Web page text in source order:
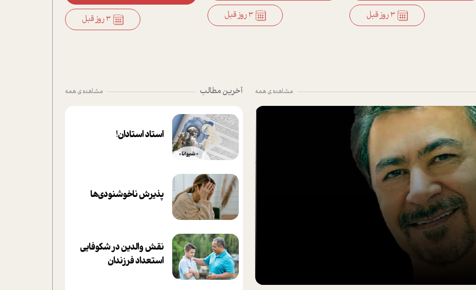
3 روز قبل 3 روز قبل 3 روز قبل
مشاهده ی همه آخرین مطالب مشاهده ی همه
استاد استادان!
پذیرش ناخوشنودی‌ها
نقش والدین در شکوفا‌یی
ا‌ستعداد فرزندان‌